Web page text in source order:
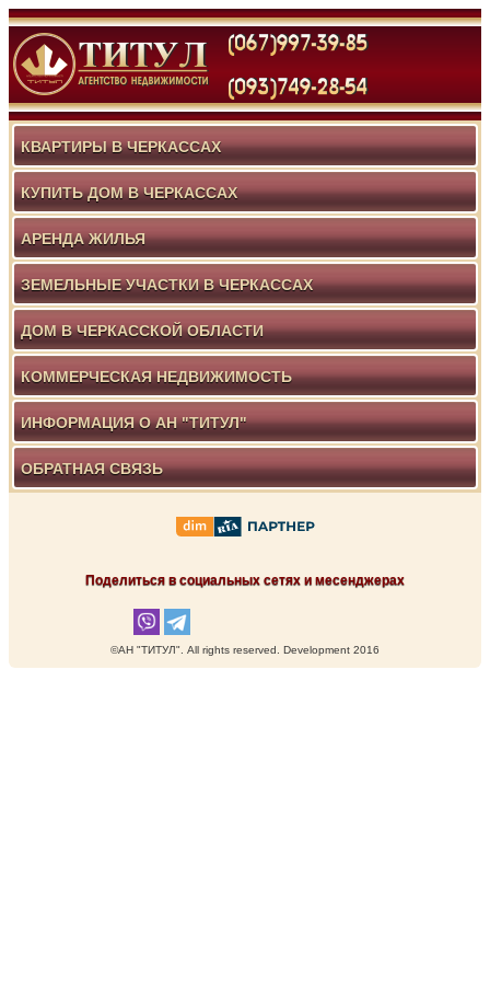
КВАРТИРЫ В ЧЕРКАССАХ
КУПИТЬ ДОМ В ЧЕРКАССАХ
АРЕНДА ЖИЛЬЯ
ЗЕМЕЛЬНЫЕ УЧАСТКИ В ЧЕРКАССАХ
ДОМ В ЧЕРКАССКОЙ ОБЛАСТИ
КОММЕРЧЕСКАЯ НЕДВИЖИМОСТЬ
ИНФОРМАЦИЯ О АН "ТИТУЛ"
ОБРАТНАЯ СВЯЗЬ
Поделиться в социальных сетях и месенджерах
©АН "ТИТУЛ". Аll rights reserved. Development 2016